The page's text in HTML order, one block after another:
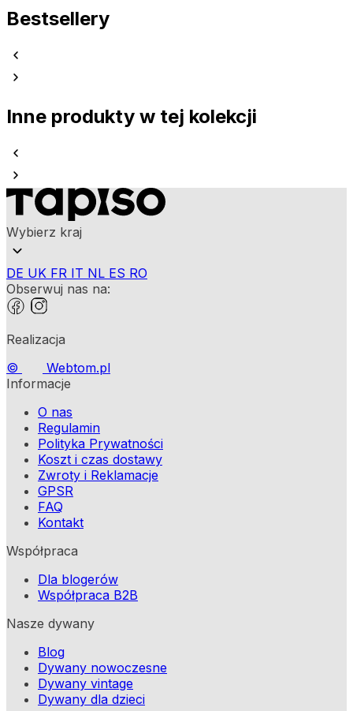
Bestsellery
Inne produkty w tej kolekcji
Wybierz kraj
DE UK FR IT NL ES RO
Obserwuj nas na:
Realizacja
©
Webtom.pl
Informacje
O nas
Regulamin
Polityka Prywatności
Koszt i czas dostawy
Zwroty i Reklamacje
GPSR
FAQ
Kontakt
Współpraca
Dla blogerów
Współpraca B2B
Nasze dywany
Blog
Dywany nowoczesne
Dywany vintage
Dywany dla dzieci